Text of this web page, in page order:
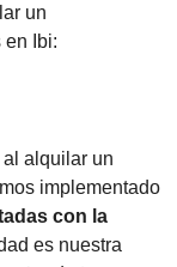
un
en Ibi:
al alquilar un
implementado
con la
es nuestra